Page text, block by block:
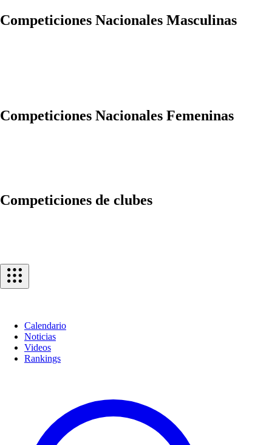
Competiciones Nacionales Masculinas
Competiciones Nacionales Femeninas
Competiciones de clubes
Calendario
Noticias
Videos
Rankings